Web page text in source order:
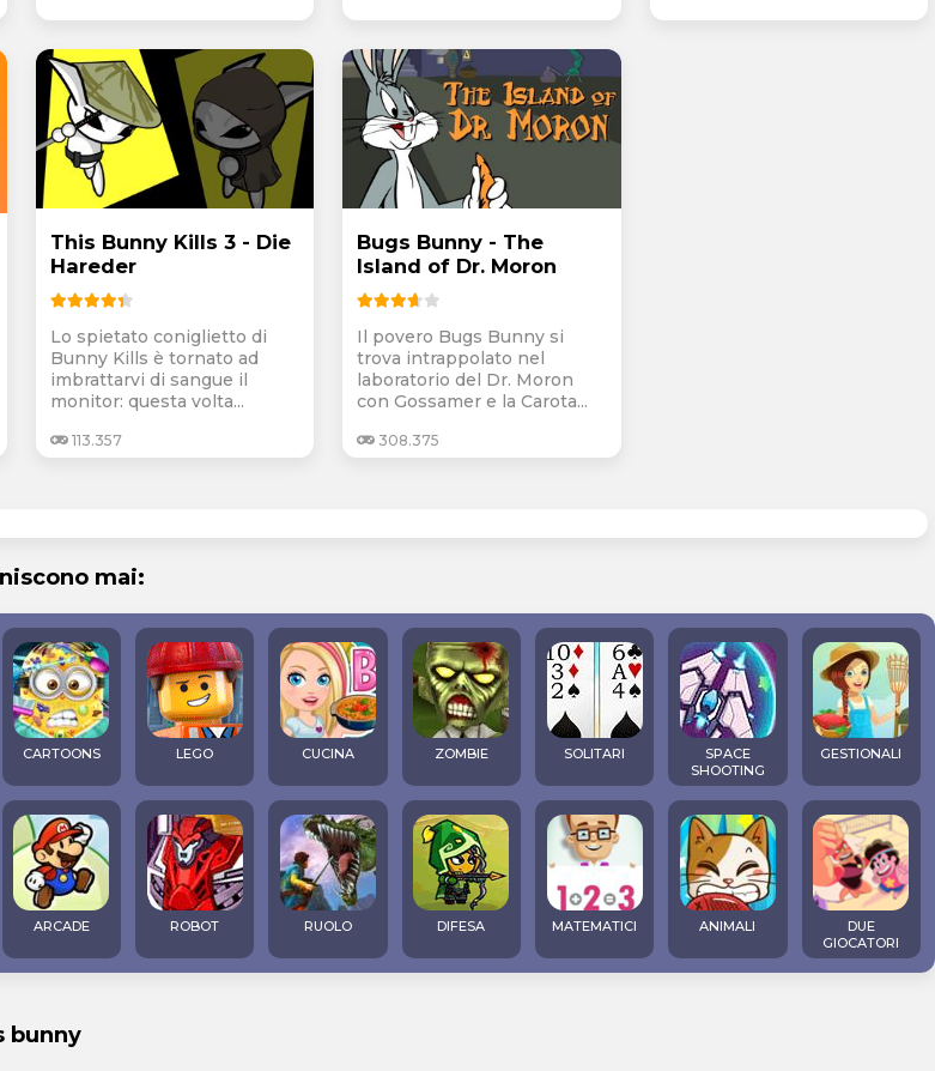
This Bunny Kills 3 - Die
Hareder
Lo spietato coniglietto di
Bunny Kills è tornato ad
imbrattarvi di sangue il
monitor: questa volta...
113.357
Bugs Bunny - The
Island of Dr. Moron
Il povero Bugs Bunny si
trova intrappolato nel
laboratorio del Dr. Moron
con Gossamer e la Carota...
308.375
mai:
CARTOONS LEGO CUCINA ZOMBIE SOLITARI
SPACE
SHOOTING
GESTIONALI
ARCADE ROBOT RUOLO DIFESA MATEMATICI ANIMALI
DUE
GIOCATORI
bunny